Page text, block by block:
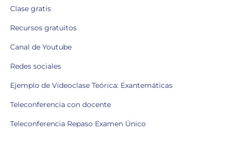
Clase gratis
Recursos gratuitos
Canal de Youtube
Redes sociales
Ejemplo de Videoclase Teórica: Exantemáticas
Teleconferencia con docente
Teleconferencia Repaso Examen Único